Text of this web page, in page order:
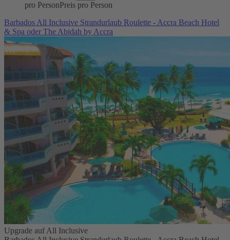
pro PersonPreis pro Person
Barbados All Inclusive Strandurlaub Roulette - Accra Beach Hotel
& Spa oder The Abidah by Accra
Upgrade auf All Inclusive